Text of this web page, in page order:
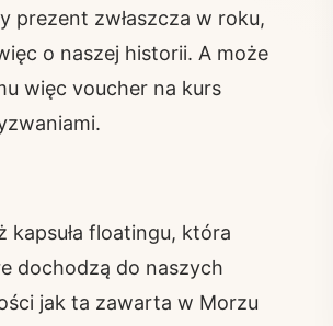
prezent zwłaszcza w roku,
o naszej historii. A może
więc voucher na kurs
kapsuła floatingu, która
dochodzą do naszych
jak ta zawarta w Morzu